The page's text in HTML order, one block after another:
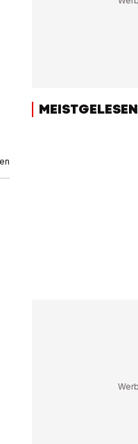
MEISTGELESEN